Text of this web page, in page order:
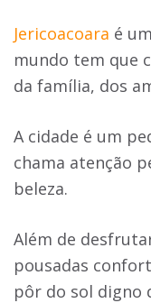
Jericoacoara é
mundo tem que
da família, dos
A cidade é um
chama atenção
beleza.
Além de
pousadas
pôr do sol digno